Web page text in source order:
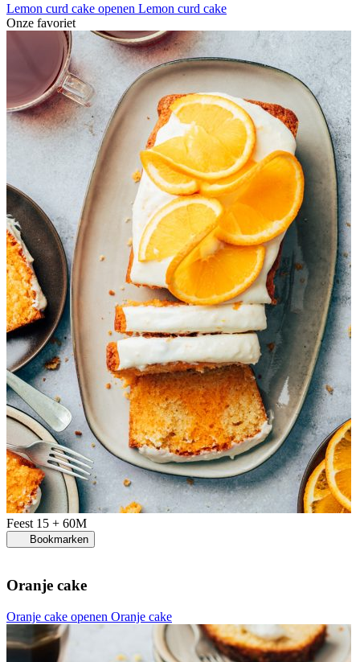
Lemon curd cake openen Lemon curd cake
Onze favoriet
Feest 15 + 60M
Bookmarken
Oranje cake
Oranje cake openen Oranje cake